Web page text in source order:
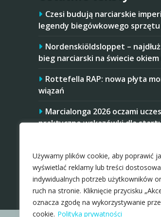
Używamy plików cookie, aby poprawić
wyświetlać reklamy lub treści
indywidualnych potrzeb użytkowników
ruch na stronie. Kliknięcie przycisku
oznacza zgodę na wykorzystywanie
cookie. Polityka prywatności
Czesi budują narciarskie
legendy biegówkowego sprzętu
Nordenskiöldsloppet –
bieg narciarski na świecie
Rottefella RAP: nowa płyta
wiązań
Marcialonga 2026 oczami
praktyczne wskazówki dla
w 2026 roku? Masz trudniej, niż
rywale